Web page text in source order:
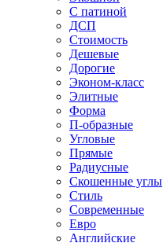
С патиной
ДСП
Стоимость
Дешевые
Дорогие
Эконом-класс
Элитные
Форма
П-образные
Угловые
Прямые
Радиусные
Скошенные углы
Стиль
Современные
Евро
Английские